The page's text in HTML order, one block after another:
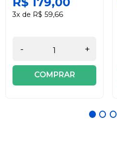
3x de R$ 59,66
- +
COMPRAR